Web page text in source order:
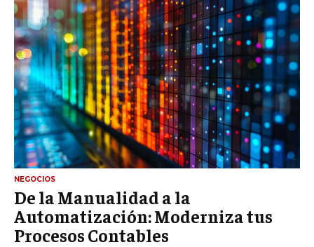
NEGOCIOS
De la Manualidad a la
Automatización: Moderniza tus
Procesos Contables